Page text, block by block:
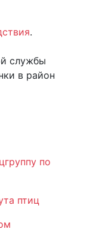
.
службы
в район
по
птиц